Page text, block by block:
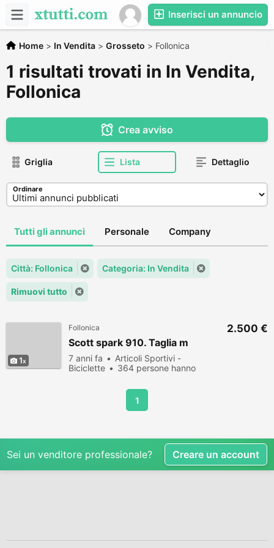
Inserisci un annuncio
Home > In Vendita > Grosseto > Follonica
1 risultati trovati in In Vendita,
Follonica
Crea avviso
Griglia Lista Dettaglio
Ordinare
Tutti gli annunci Personale Company
Città: Follonica Categoria: In Vendita
Rimuovi tutto
1
Follonica
Scott spark 910. Taglia m
7 anni fa
Articoli Sportivi -
Biciclette
364 persone hanno
2.500 €
1
Sei un venditore professionale? Creare un account